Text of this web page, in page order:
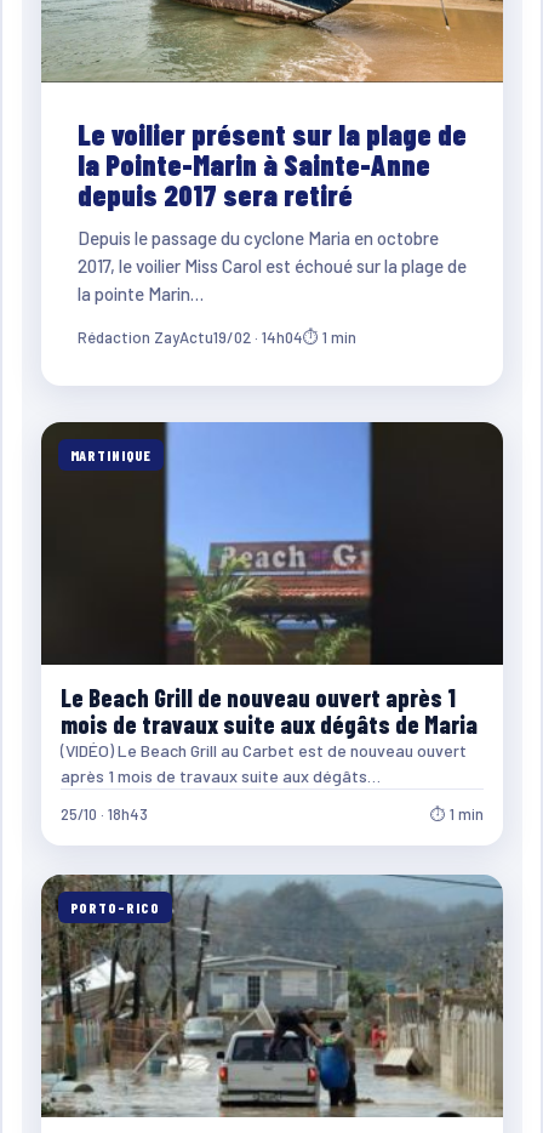
Le voilier présent sur la plage de
la Pointe-Marin à Sainte-Anne
depuis 2017 sera retiré
Depuis le passage du cyclone Maria en octobre
2017, le voilier Miss Carol est échoué sur la plage de
la pointe Marin…
Rédaction ZayActu19/02 · 14h04⏱ 1 min
MARTINIQUE
Le Beach Grill de nouveau ouvert après 1
mois de travaux suite aux dégâts de Maria
(VIDÉO) Le Beach Grill au Carbet est de nouveau ouvert
après 1 mois de travaux suite aux dégâts…
25/10 · 18h43 ⏱ 1 min
PORTO-RICO